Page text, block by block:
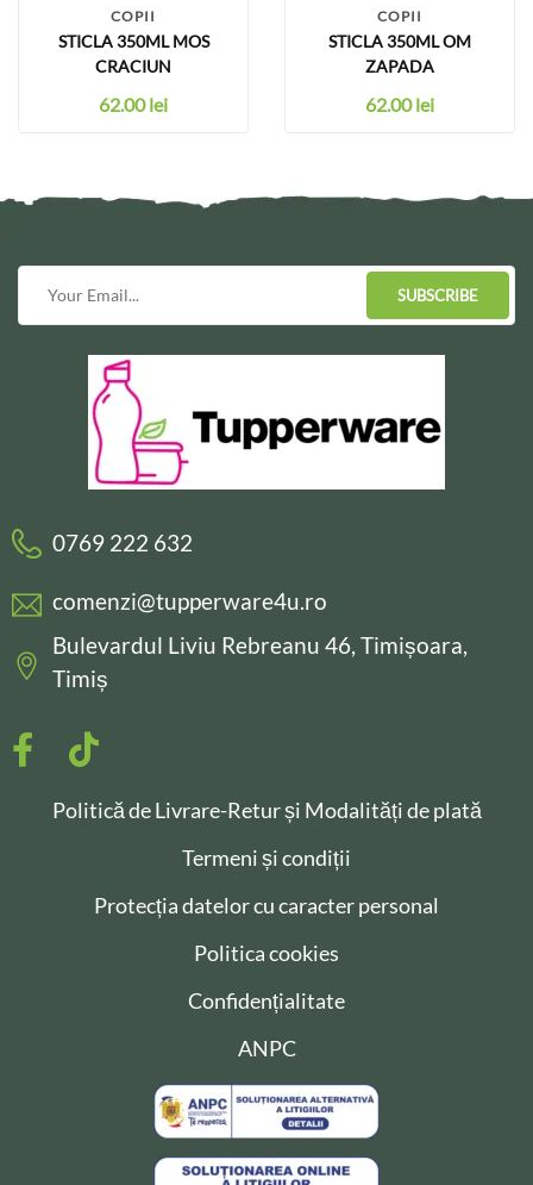
COPII
STICLA 350ML MOS
CRACIUN
62.00lei
COPII
STICLA 350ML OM
ZAPADA
62.00lei
SUBSCRIBE
0769 222 632
comenzi@tupperware4u.ro
Bulevardul Liviu Rebreanu 46, Timișoara,
Timiș
Politică de Livrare-Retur și Modalități de plată
Termeni și condiții
Protecția datelor cu caracter personal
Politica cookies
Confidențialitate
ANPC